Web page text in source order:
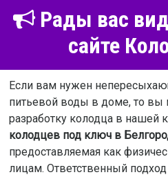
Рады вас
сайте
Если вам нужен
питьевой воды в доме, то вы
разработку колодца в нашей
колодцев под ключ в
предоставляемая как
лицам. Ответственный подход